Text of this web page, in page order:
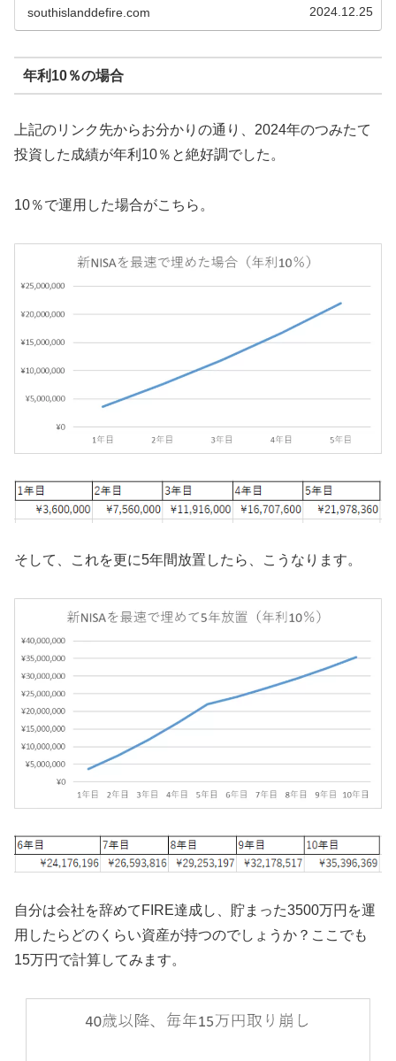
southislanddefire.com 2024.12.25
年利10％の場合
上記のリンク先からお分かりの通り、2024年のつみたて
投資した成績が年利10％と絶好調でした。
10％で運用した場合がこちら。
そして、これを更に5年間放置したら、こうなります。
自分は会社を辞めてFIRE達成し、貯まった3500万円を運
用したらどのくらい資産が持つのでしょうか？ここでも
15万円で計算してみます。